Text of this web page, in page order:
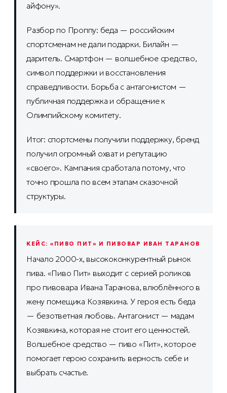
айфону».
Разбор по Проппу: беда — российским
спортсменам не дали подарки. Билайн —
даритель. Смартфон — волшебное средство,
символ поддержки и восстановления
справедливости. Борьба с антагонистом —
публичная поддержка и обращение к
Олимпийскому комитету.
Итог: спортсмены получили поддержку, бренд
получил огромный охват и репутацию
«своего». Кампания сработала потому, что
точно прошла по всем этапам сказочной
структуры.
КЕЙС: «ПИВО ПИТ» И ПИВОВАР ИВАН ТАРАНОВ
Начало 2000-х, высококонкурентный рынок
пива. «Пиво Пит» выходит с серией роликов
про пивовара Ивана Таранова, влюблённого в
жену помещика Козявкина. У героя есть беда
— безответная любовь. Антагонист — мадам
Козявкина, которая не стоит его ценностей.
Волшебное средство — пиво «Пит», которое
помогает герою сохранить верность себе и
выбрать счастье.